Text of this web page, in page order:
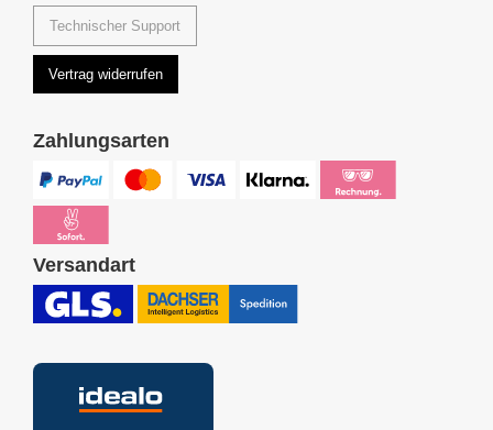
Technischer Support
Vertrag widerrufen
Zahlungsarten
Versandart